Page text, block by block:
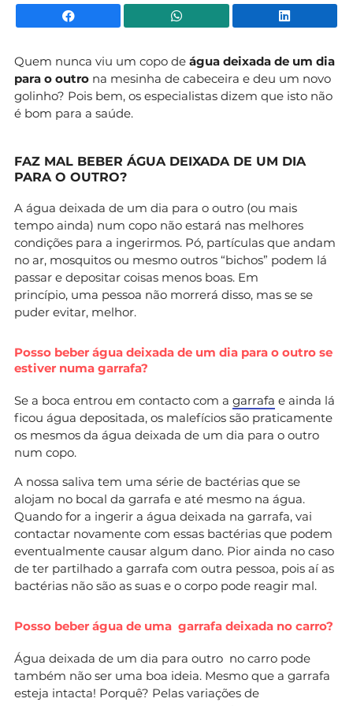
Facebook WhatsApp
Quem nunca viu um copo de água deixada de um dia
para o outro na mesinha de cabeceira e deu um novo
golinho? Pois bem, os especialistas dizem que isto não
é bom para a saúde.
FAZ MAL BEBER ÁGUA DEIXADA DE UM DIA
PARA O OUTRO?
A água deixada de um dia para o outro (ou mais
tempo ainda) num copo não estará nas melhores
condições para a ingerirmos. Pó, partículas que andam
no ar, mosquitos ou mesmo outros “bichos” podem lá
passar e depositar coisas menos boas. Em
princípio, uma pessoa não morrerá disso, mas se se
puder evitar, melhor.
Posso beber água deixada de um dia para o outro se
estiver numa garrafa?
Se a boca entrou em contacto com a garrafa e ainda lá
ficou água depositada, os malefícios são praticamente
os mesmos da água deixada de um dia para o outro
num copo.
A nossa saliva tem uma série de bactérias que se
alojam no bocal da garrafa e até mesmo na água.
Quando for a ingerir a água deixada na garrafa, vai
contactar novamente com essas bactérias que podem
eventualmente causar algum dano. Pior ainda no caso
de ter partilhado a garrafa com outra pessoa, pois aí as
bactérias não são as suas e o corpo pode reagir mal.
Posso beber água de uma garrafa deixada no carro?
Água deixada de um dia para outro no carro pode
também não ser uma boa ideia. Mesmo que a garrafa
esteja intacta! Porquê? Pelas variações de